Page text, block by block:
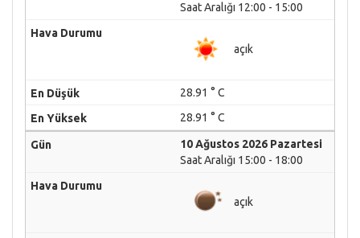
Saat Aralığı 12:00 - 15:00
açık
28.91 ° C
28.91 ° C
10 Ağustos 2026 Pazartesi
Saat Aralığı 15:00 - 18:00
açık